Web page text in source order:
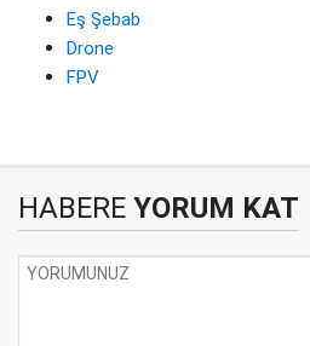
Eş Şebab
Drone
FPV
HABERE YORUM KAT